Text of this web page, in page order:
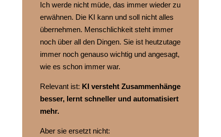
Ich werde nicht müde, das immer wieder zu
erwähnen. Die KI kann und soll nicht alles
übernehmen. Menschlichkeit steht immer
noch über all den Dingen. Sie ist heutzutage
immer noch genauso wichtig und angesagt,
wie es schon immer war.
Relevant ist: KI versteht Zusammenhänge
besser, lernt schneller und automatisiert
mehr.
Aber sie ersetzt nicht: